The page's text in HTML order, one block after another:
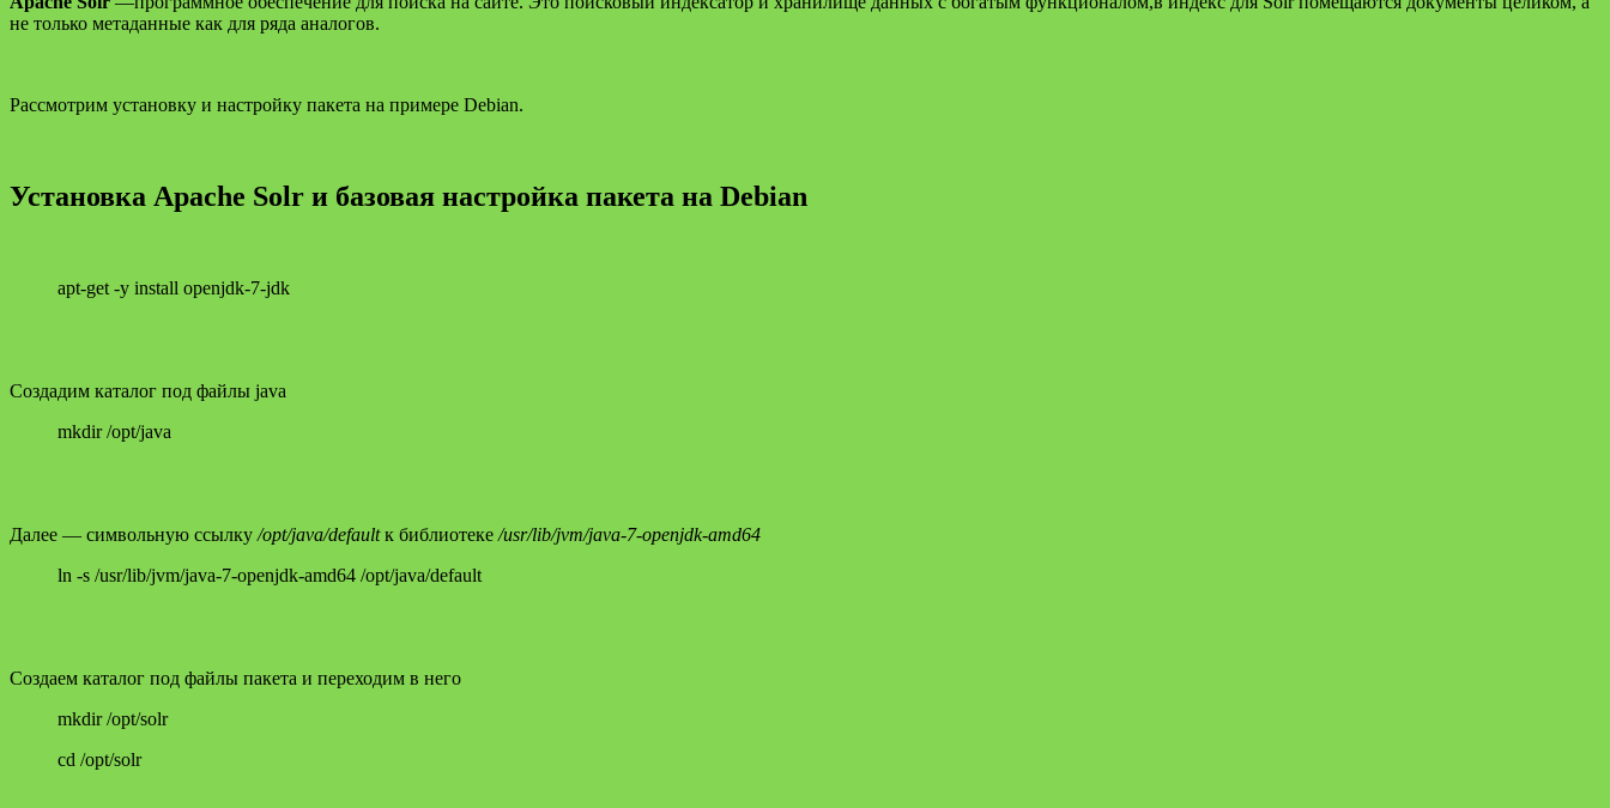
не только метаданные как для ряда аналогов.
Рассмотрим установку и настройку пакета на примере Debian.
Установка Apache Solr и базовая настройка пакета на Debian
apt-get -y install openjdk-7-jdk
Создадим каталог под файлы java
mkdir /opt/java
Далее — символьную ссылку /opt/java/defaultк библиотеке /usr/lib/jvm/java-7-openjdk-amd64
ln -s /usr/lib/jvm/java-7-openjdk-amd64 /opt/java/default
Создаем каталог под файлы пакета и переходим в него
mkdir /opt/solr
cd /opt/solr